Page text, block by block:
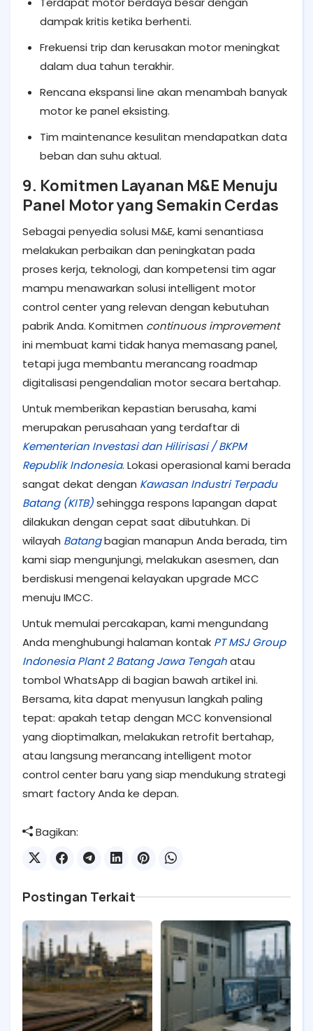
dampak kritis ketika berhenti.
Frekuensi trip dan kerusakan motor meningkat
dalam dua tahun terakhir.
Rencana ekspansi line akan menambah banyak
motor ke panel eksisting.
Tim maintenance kesulitan mendapatkan data
beban dan suhu aktual.
9. Komitmen Layanan M&E Menuju
Panel Motor yang Semakin Cerdas
Sebagai penyedia solusi M&E, kami senantiasa
melakukan perbaikan dan peningkatan pada
proses kerja, teknologi, dan kompetensi tim agar
mampu menawarkan solusi intelligent motor
control center yang relevan dengan kebutuhan
pabrik Anda. Komitmen continuous improvement
ini membuat kami tidak hanya memasang panel,
tetapi juga membantu merancang roadmap
digitalisasi pengendalian motor secara bertahap.
Untuk memberikan kepastian berusaha, kami
merupakan perusahaan yang terdaftar di
Kementerian Investasi dan Hilirisasi / BKPM
Republik Indonesia. Lokasi operasional kami berada
sangat dekat dengan Kawasan Industri Terpadu
Batang (KITB)sehingga respons lapangan dapat
dilakukan dengan cepat saat dibutuhkan. Di
wilayah Batangbagian manapun Anda berada, tim
kami siap mengunjungi, melakukan asesmen, dan
berdiskusi mengenai kelayakan upgrade MCC
menuju IMCC.
Untuk memulai percakapan, kami mengundang
Anda menghubungi halaman kontak PT MSJ Group
Indonesia Plant 2 Batang Jawa Tengahatau
tombol WhatsApp di bagian bawah artikel ini.
Bersama, kita dapat menyusun langkah paling
tepat: apakah tetap dengan MCC konvensional
yang dioptimalkan, melakukan retrofit bertahap,
atau langsung merancang intelligent motor
control center baru yang siap mendukung strategi
smart factory Anda ke depan.
Bagikan:
Postingan Terkait